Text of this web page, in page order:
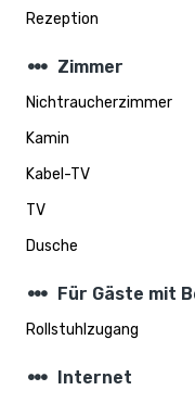
Rezeption
steppers Zimmer
Nichtraucherzimmer
Kamin
Kabel-TV
TV
Dusche
steppers Für Gäste mit
Rollstuhlzugang
steppers Internet